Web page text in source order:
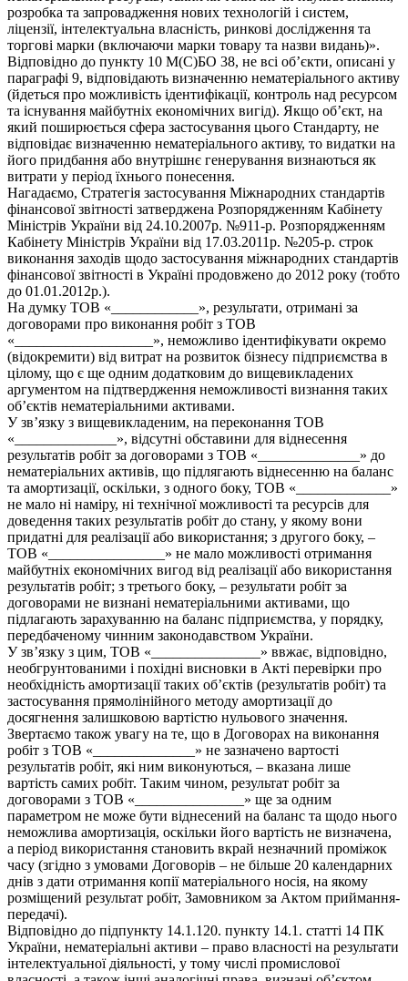
розробка та запровадження нових технологій і систем,
ліцензії, інтелектуальна власність, ринкові дослідження та
торгові марки (включаючи марки товару та назви видань)».
Відповідно до пункту 10 М(С)БО 38, не всі об’єкти, описані у
параграфі 9, відповідають визначенню нематеріального активу
(йдеться про можливість ідентифікації, контроль над ресурсом
та існування майбутніх економічних вигід). Якщо об’єкт, на
який поширюється сфера застосування цього Стандарту, не
відповідає визначенню нематеріального активу, то видатки на
його придбання або внутрішнє генерування визнаються як
витрати у період їхнього понесення.
Нагадаємо, Стратегія застосування Міжнародних стандартів
фінансової звітності затверджена Розпорядженням Кабінету
Міністрів України від 24.10.2007р. №911-р. Розпорядженням
Кабінету Міністрів України від 17.03.2011р. №205-р. строк
виконання заходів щодо застосування міжнародних стандартів
фінансової звітності в Україні продовжено до 2012 року (тобто
до 01.01.2012р.).
На думку ТОВ «____________», результати, отримані за
договорами про виконання робіт з ТОВ
«___________________», неможливо ідентифікувати окремо
(відокремити) від витрат на розвиток бізнесу підприємства в
цілому, що є ще одним додатковим до вищевикладених
аргументом на підтвердження неможливості визнання таких
об’єктів нематеріальними активами.
У зв’язку з вищевикладеним, на переконання ТОВ
«______________», відсутні обставини для віднесення
результатів робіт за договорами з ТОВ «______________» до
нематеріальних активів, що підлягають віднесенню на баланс
та амортизації, оскільки, з одного боку, ТОВ «_____________»
не мало ні наміру, ні технічної можливості та ресурсів для
доведення таких результатів робіт до стану, у якому вони
придатні для реалізації або використання; з другого боку, –
ТОВ «________________» не мало можливості отримання
майбутніх економічних вигод від реалізації або використання
результатів робіт; з третього боку, – результати робіт за
договорами не визнані нематеріальними активами, що
підлагають зарахуванню на баланс підприємства, у порядку,
передбаченому чинним законодавством України.
У зв’язку з цим, ТОВ «_______________» ввжає, відповідно,
необгрунтованими і похідні висновки в Акті перевірки про
необхідність амортизації таких об’єктів (результатів робіт) та
застосування прямолінійного методу амортизації до
досягнення залишковою вартістю нульового значення.
Звертаємо також увагу на те, що в Договорах на виконання
робіт з ТОВ «______________» не зазначено вартості
результатів робіт, які ним виконуються, – вказана лише
вартість самих робіт. Таким чином, результат робіт за
договорами з ТОВ «_______________» ще за одним
параметром не може бути віднесений на баланс та щодо нього
неможлива амортизація, оскільки його вартість не визначена,
а період використання становить вкрай незначний проміжок
часу (згідно з умовами Договорів – не більше 20 календарних
днів з дати отримання копії матеріального носія, на якому
розміщений результат робіт, Замовником за Актом приймання-
передачі).
Відповідно до підпункту 14.1.120. пункту 14.1. статті 14 ПК
України, нематеріальні активи – право власності на результати
інтелектуальної діяльності, у тому числі промислової